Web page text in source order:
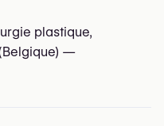
plastique,
—